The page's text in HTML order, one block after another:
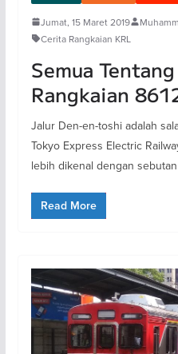
Jumat, 15 Maret 2019
Cerita Rangkaian KRL
Semua
Rangkaian
Jalur Den-en-toshi adalah
Tokyo Express Electric
lebih dikenal dengan
Read More